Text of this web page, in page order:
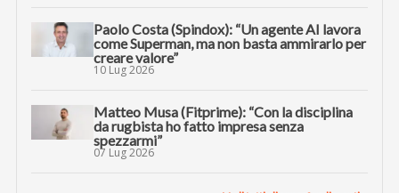
Paolo Costa (Spindox): “Un agente AI lavora
come Superman, ma non basta ammirarlo per
creare valore”
10 Lug 2026
Matteo Musa (Fitprime): “Con la disciplina
da rugbista ho fatto impresa senza
spezzarmi”
07 Lug 2026